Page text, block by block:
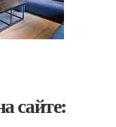
сайте: